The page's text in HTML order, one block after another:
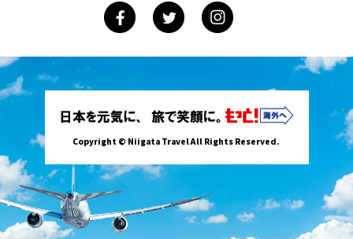
Copyright © Niigata Travel All Rights Reserved.